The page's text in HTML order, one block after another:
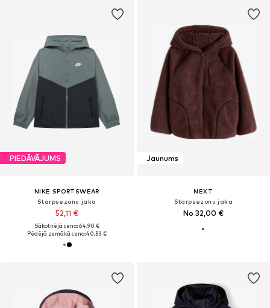
PIEDĀVĀJUMS
NIKE SPORTSWEAR
Starpsezonu jaka
52,11 €
Sākotnējā cena: 64,90 €
Pēdējā zemākā cena:40,53 €
Jaunums
NEXT
Starpsezonu jaka
No 32,00 €